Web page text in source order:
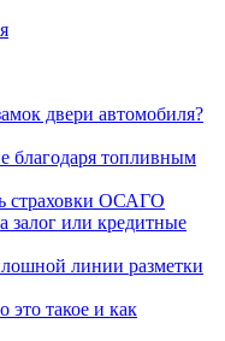
двери автомобиля?
благодаря топливным
страховки ОСАГО
залог или кредитные
линии разметки
такое и как